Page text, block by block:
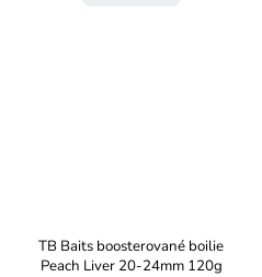
TB Baits boosterované boilie
Peach Liver 20-24mm 120g